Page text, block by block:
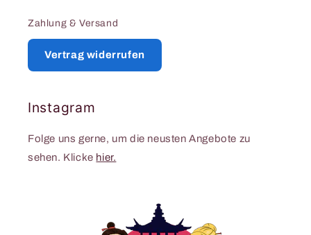
Zahlung & Versand
Vertrag widerrufen
Instagram
Folge uns gerne, um die neusten Angebote zu
sehen. Klicke hier.